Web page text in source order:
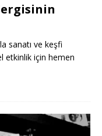
sanatı ve keşfi
etkinlik için hemen